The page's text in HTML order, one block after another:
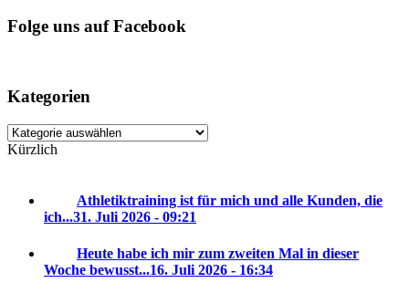
Folge uns auf Facebook
Kategorien
Kategorien
Kürzlich
Athletiktraining ist für mich und alle Kunden, die
ich...31. Juli 2026 - 09:21
Heute habe ich mir zum zweiten Mal in dieser
Woche bewusst...16. Juli 2026 - 16:34